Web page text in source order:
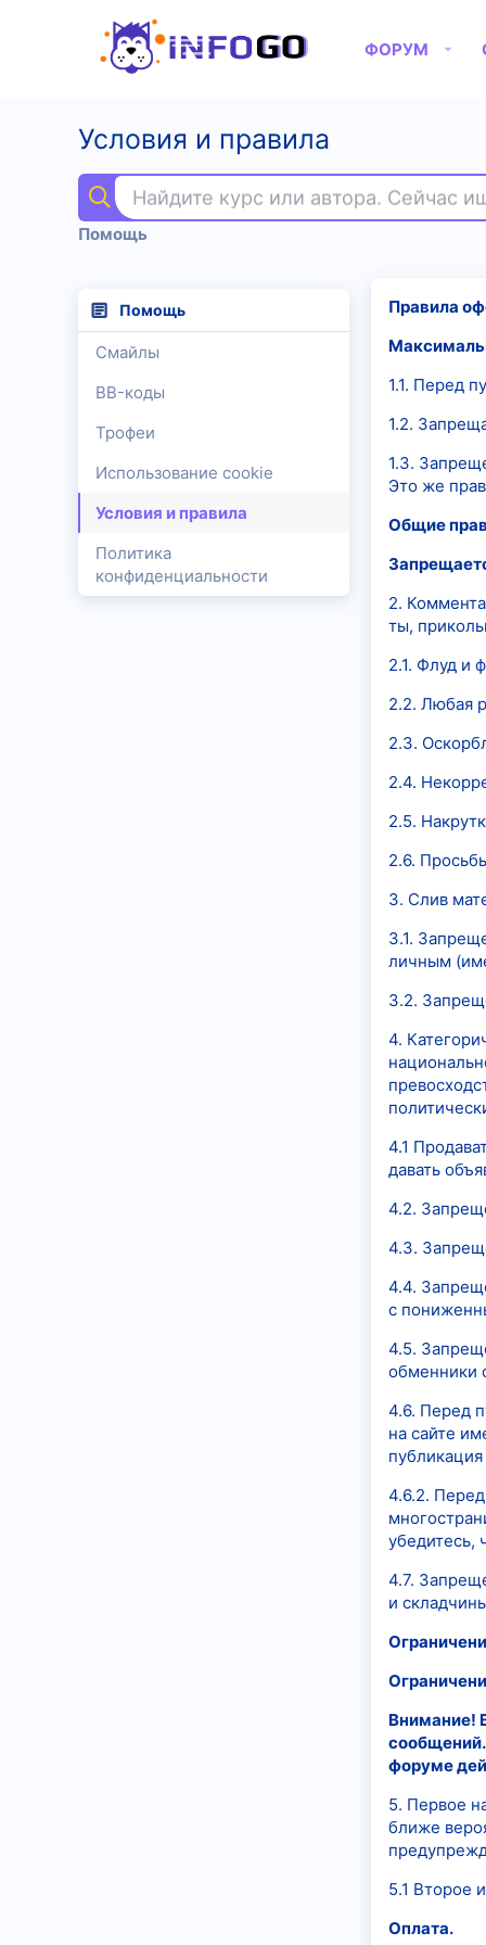
ФОРУМ
Условия и правила
Найдите курс или автора. Сейчас
Помощь
Помощь
Смайлы
BB-коды
Трофеи
Использование cookie
Условия и правила
Политика
конфиденциальности
Правила
1.1. Перед
1.2.
1.3.
Это же
Общие
2.
ты,
2.1. Флуд и
2.2. Любая
2.3.
2.4.
2.5.
2.6.
3. Слив
3.1.
личным
3.2.
4.
4.1
давать
4.2.
4.3.
4.4.
с
4.5.
обменники
4.6. Перед
на сайте
4.6.2.
убедитесь,
4.7.
и
Внимание!
форуме
5. Первое
ближе
5.1 Второе
Оплата.